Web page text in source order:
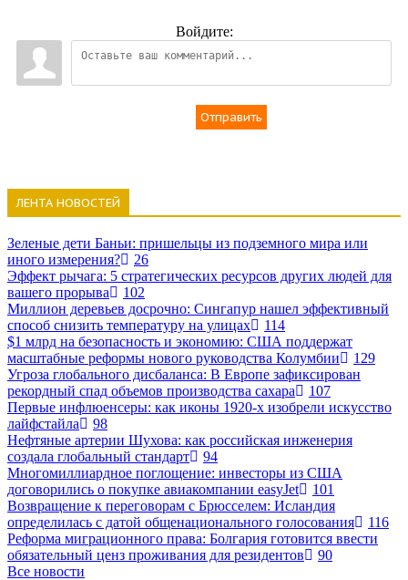
Войдите:
Отправить
ЛЕНТА НОВОСТЕЙ
Зеленые дети Баньи: пришельцы из подземного мира или
иного измерения?
26
Эффект рычага: 5 стратегических ресурсов других людей для
вашего прорыва
102
Миллион деревьев досрочно: Сингапур нашел эффективный
способ снизить температуру на улицах
114
$1 млрд на безопасность и экономию: США поддержат
масштабные реформы нового руководства Колумбии
129
Угроза глобального дисбаланса: В Европе зафиксирован
рекордный спад объемов производства сахара
107
Первые инфлюенсеры: как иконы 1920-х изобрели искусство
лайфстайла
98
Нефтяные артерии Шухова: как российская инженерия
создала глобальный стандарт
94
Многомиллиардное поглощение: инвесторы из США
договорились о покупке авиакомпании easyJet
101
Возвращение к переговорам с Брюсселем: Исландия
определилась с датой общенационального голосования
116
Реформа миграционного права: Болгария готовится ввести
обязательный ценз проживания для резидентов
90
Все новости